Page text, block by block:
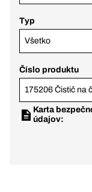
Typ
Všetko
Číslo produktu
175206 Čistič na
Karta
údajov: